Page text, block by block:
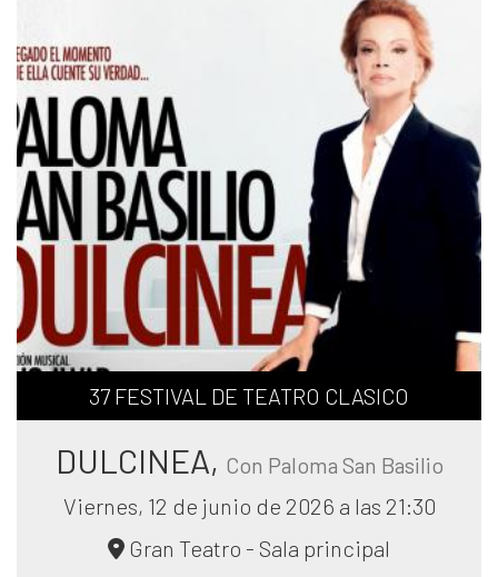
37 FESTIVAL DE TEATRO CLASICO
DULCINEA, Con Paloma San Basilio
Viernes, 12 de junio de 2026 a las 21:30
Gran Teatro - Sala principal